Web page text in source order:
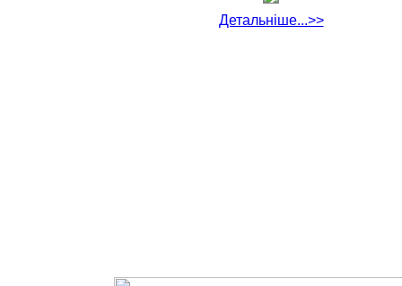
Детальніше...>>